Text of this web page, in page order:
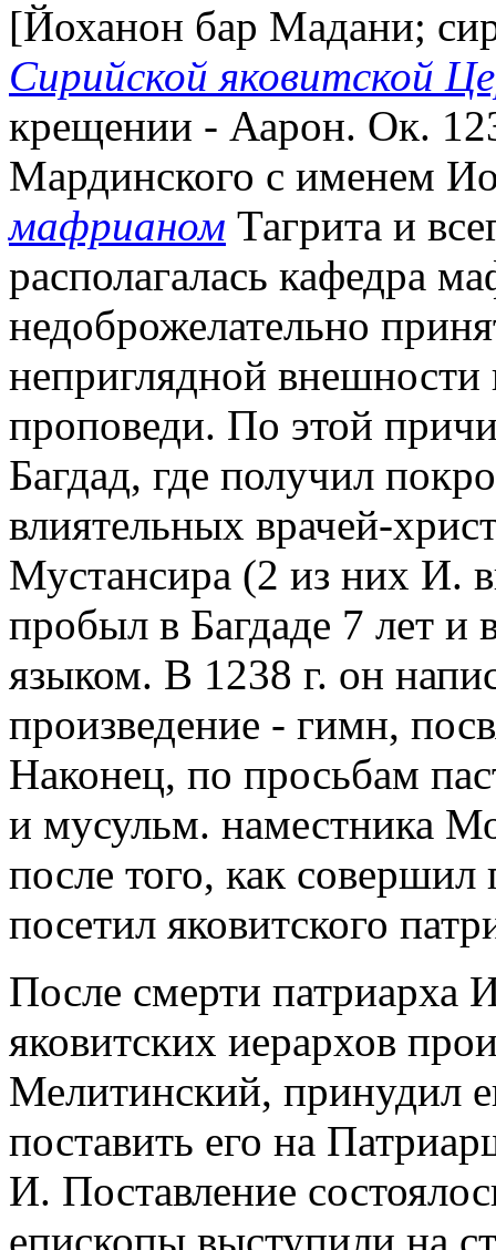
[Йоханон бар Мадани;
Сирийской яковитской
крещении - Аарон. Ок.
Мардинского с именем
мафрианом Тагрита и
располагалась кафедра
недоброжелательно
неприглядной внешности
проповеди. По этой
Багдад, где получил
влиятельных врачей-
Мустансира (2 из них И.
пробыл в Багдаде 7 лет и
языком. В 1238 г. он
произведение - гимн,
Наконец, по просьбам
и мусульм. наместника
после того, как
посетил яковитского
После смерти патриарха
яковитских иерархов
Мелитинский, принудил
поставить его на
И. Поставление
епископы выступили на